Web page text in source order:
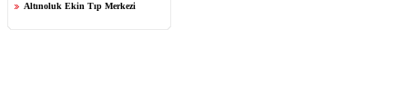
Altınoluk Ekin Tıp Merkezi